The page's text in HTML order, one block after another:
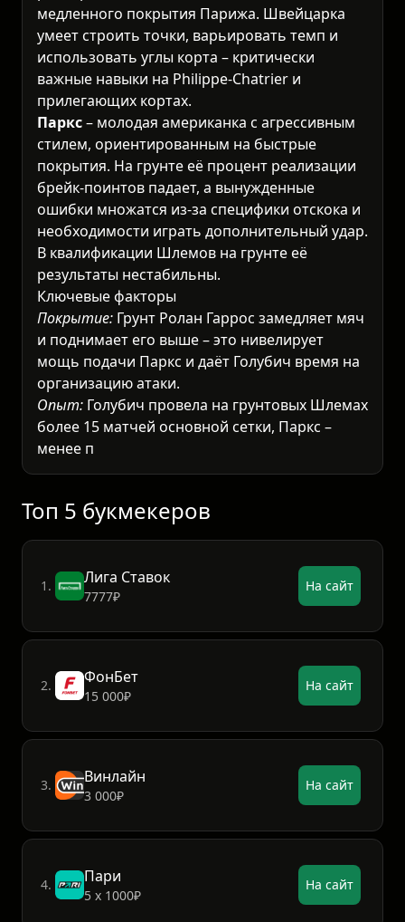
медленного покрытия Парижа. Швейцарка
умеет строить точки, варьировать темп и
использовать углы корта – критически
важные навыки на Philippe-Chatrier и
прилегающих кортах.
Паркс– молодая американка с агрессивным
стилем, ориентированным на быстрые
покрытия. На грунте её процент реализации
брейк-поинтов падает, а вынужденные
ошибки множатся из-за специфики отскока и
необходимости играть дополнительный удар.
В квалификации Шлемов на грунте её
результаты нестабильны.
Ключевые факторы
Покрытие: Грунт Ролан Гаррос замедляет мяч
и поднимает его выше – это нивелирует
мощь подачи Паркс и даёт Голубич время на
организацию атаки.
Опыт: Голубич провела на грунтовых Шлемах
более 15 матчей основной сетки, Паркс –
менее пяти. Разница в понимании тактики и
психологической устойчивости огр
Топ 5 букмекеров
Лига Ставок На сайт
ФонБет На сайт
Винлайн На сайт
Пари На сайт